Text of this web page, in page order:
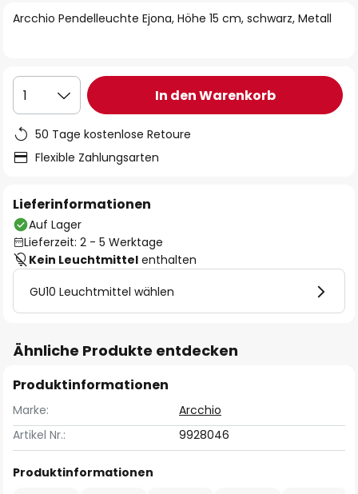
Arcchio Pendelleuchte Ejona, Höhe 15 cm, schwarz, Metall
1 In den Warenkorb
50 Tage kostenlose Retoure
Flexible Zahlungsarten
Lieferinformationen
Auf Lager
Lieferzeit: 2 - 5 Werktage
Kein Leuchtmittel enthalten
GU10 Leuchtmittel wählen
Ähnliche Produkte entdecken
Produktinformationen
Marke:
Arcchio
Artikel Nr.:
9928046
Produktinformationen